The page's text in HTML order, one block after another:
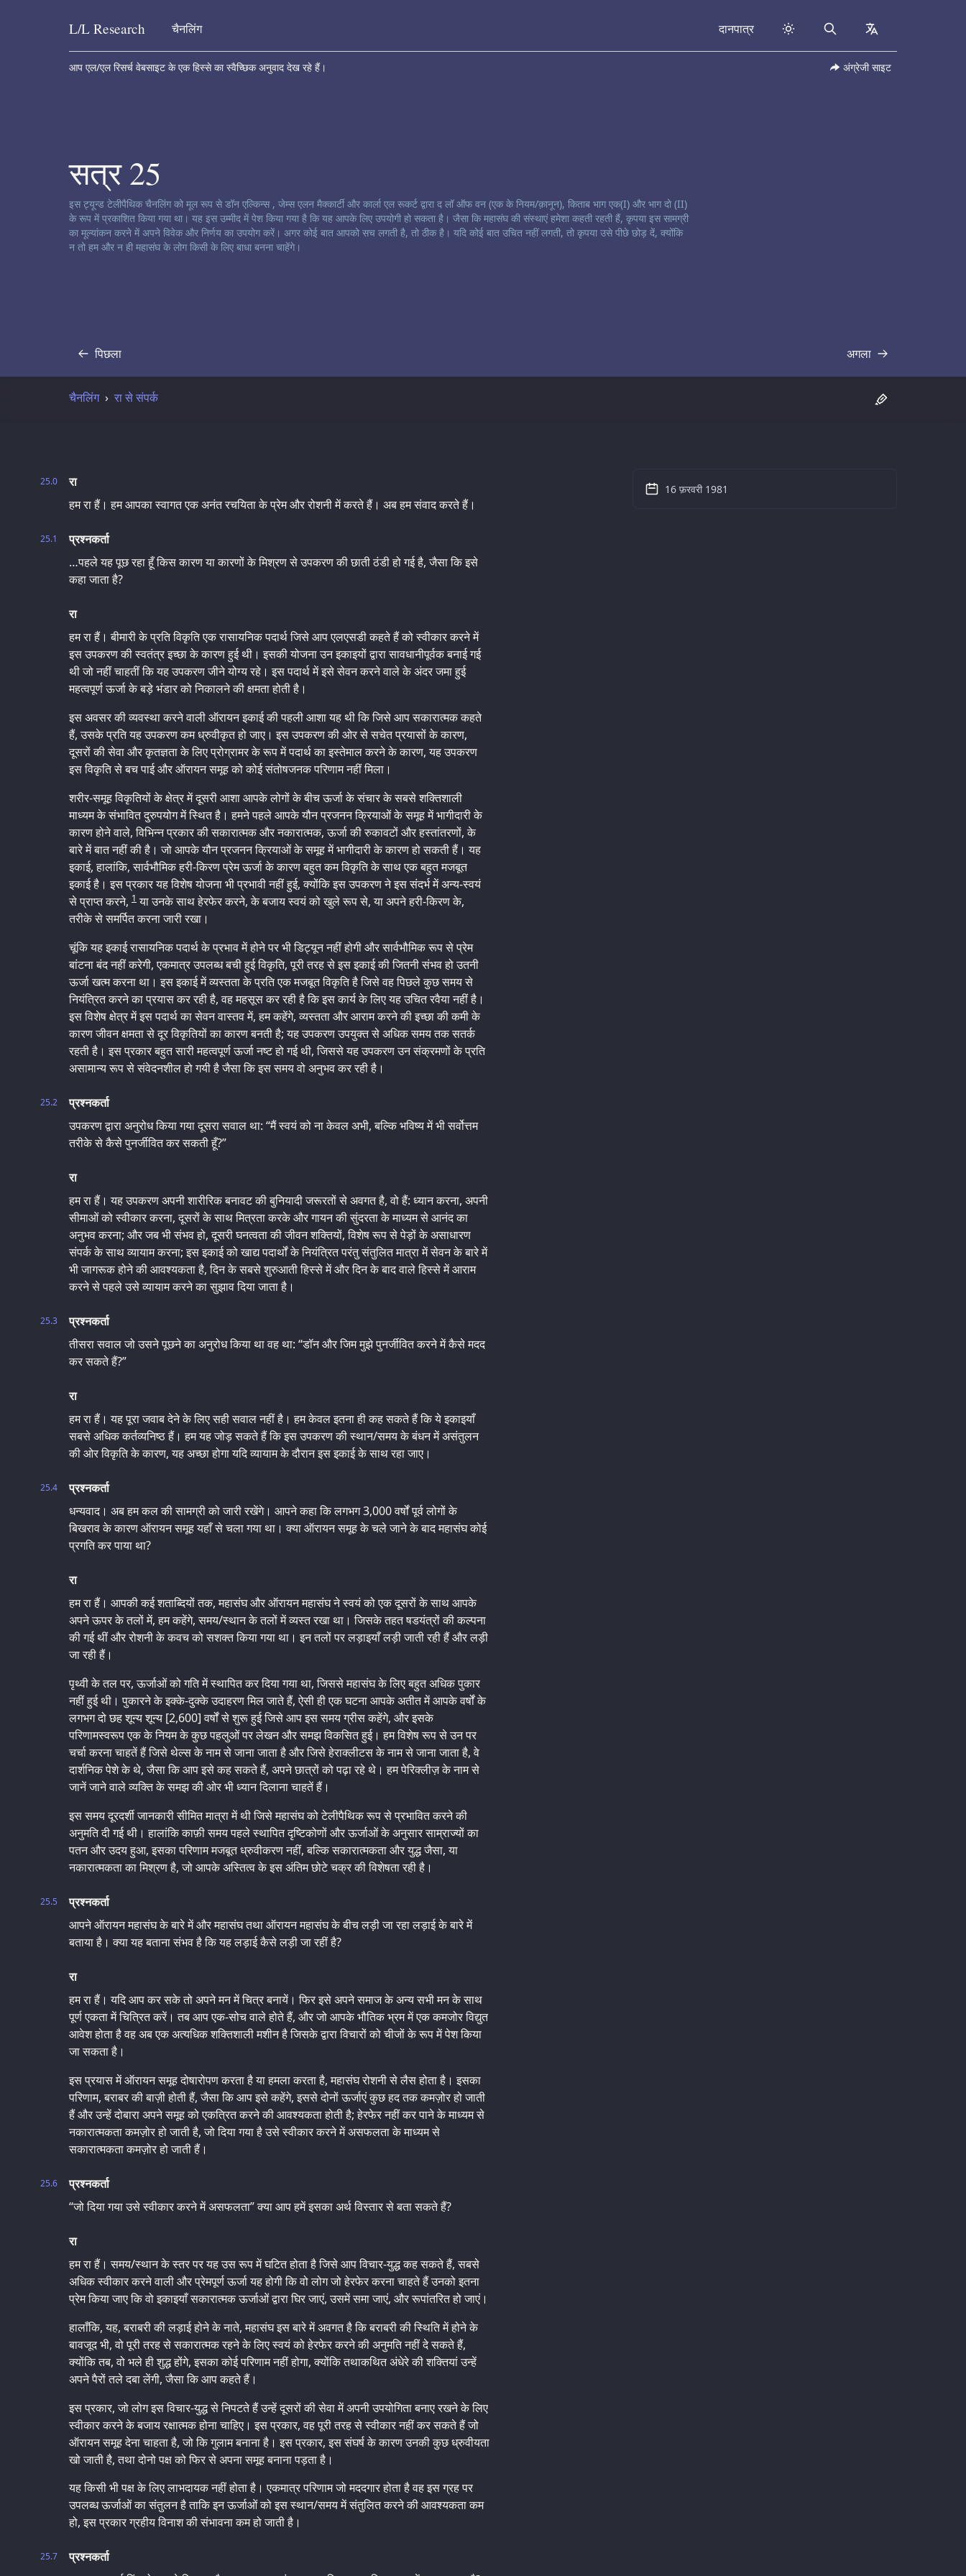
Skip to content
L/L Research चैनलिंग दानपात्र Search collapsed
आप एल/एल रिसर्च वेबसाइट के एक हिस्से का स्वैच्छिक अनुवाद देख रहे हैं। अंग्रेजी साइट
सत्र 25
चैनलिंग अस्वीकरण:
इस ट्यून्ड टेलीपैथिक चैनलिंग को मूल रूप से डॉन एल्किन्स , जेम्स एलन मैक्कार्टी और कार्ला एल रूकर्ट द्वारा द लॉ ऑफ वन (एक के नियम/क़ानून), किताब भाग एक(I) और भाग दो (II)
के रूप में प्रकाशित किया गया था। यह इस उम्मीद में पेश किया गया है कि यह आपके लिए उपयोगी हो सकता है। जैसा कि महासंघ की संस्थाएं हमेशा कहती रहती हैं, कृपया इस सामग्री
का मूल्यांकन करने में अपने विवेक और निर्णय का उपयोग करें। अगर कोई बात आपको सच लगती है, तो ठीक है। यदि कोई बात उचित नहीं लगती, तो कृपया उसे पीछे छोड़ दें, क्योंकि
न तो हम और न ही महासंघ के लोग किसी के लिए बाधा बनना चाहेंगे।
पिछला
प्रतिलिपि अगला
प्रतिलिपि
चैनलिंग रा से संपर्क
25.0
रा
हम रा हैं। हम आपका स्वागत एक अनंत रचयिता के प्रेम और रोशनी में करते हैं। अब हम संवाद करते हैं।
25.1
प्रश्नकर्ता
…पहले यह पूछ रहा हूँ किस कारण या कारणों के मिश्रण से उपकरण की छाती ठंडी हो गई है, जैसा कि इसे
कहा जाता है?
रा
हम रा हैं। बीमारी के प्रति विकृति एक रासायनिक पदार्थ जिसे आप एलएसडी कहते हैं को स्वीकार करने में
इस उपकरण की स्वतंत्र इच्छा के कारण हुई थी। इसकी योजना उन इकाइयों द्वारा सावधानीपूर्वक बनाई गई
थी जो नहीं चाहतीं कि यह उपकरण जीने योग्य रहे। इस पदार्थ में इसे सेवन करने वाले के अंदर जमा हुई
महत्वपूर्ण ऊर्जा के बड़े भंडार को निकालने की क्षमता होती है।
इस अवसर की व्यवस्था करने वाली ऑरायन इकाई की पहली आशा यह थी कि जिसे आप सकारात्मक कहते
हैं, उसके प्रति यह उपकरण कम ध्रुवीकृत हो जाए। इस उपकरण की ओर से सचेत प्रयासों के कारण,
दूसरों की सेवा और कृतज्ञता के लिए प्रोग्रामर के रूप में पदार्थ का इस्तेमाल करने के कारण, यह उपकरण
इस विकृति से बच पाई और ऑरायन समूह को कोई संतोषजनक परिणाम नहीं मिला।
शरीर-समूह विकृतियों के क्षेत्र में दूसरी आशा आपके लोगों के बीच ऊर्जा के संचार के सबसे शक्तिशाली
माध्यम के संभावित दुरुपयोग में स्थित है। हमने पहले आपके यौन प्रजनन क्रियाओं के समूह में भागीदारी के
कारण होने वाले, विभिन्न प्रकार की सकारात्मक और नकारात्मक, ऊर्जा की रुकावटों और हस्तांतरणों, के
बारे में बात नहीं की है। जो आपके यौन प्रजनन क्रियाओं के समूह में भागीदारी के कारण हो सकती हैं। यह
इकाई, हालांकि, सार्वभौमिक हरी-किरण प्रेम ऊर्जा के कारण बहुत कम विकृति के साथ एक बहुत मजबूत
इकाई है। इस प्रकार यह विशेष योजना भी प्रभावी नहीं हुई, क्योंकि इस उपकरण ने इस संदर्भ में अन्य-स्वयं
से प्राप्त करने, 1 या उनके साथ हेरफेर करने, के बजाय स्वयं को खुले रूप से, या अपने हरी-किरण के,
तरीके से समर्पित करना जारी रखा।
चूंकि यह इकाई रासायनिक पदार्थ के प्रभाव में होने पर भी डिट्यून नहीं होगी और सार्वभौमिक रूप से प्रेम
बांटना बंद नहीं करेगी, एकमात्र उपलब्ध बची हुई विकृति, पूरी तरह से इस इकाई की जितनी संभव हो उतनी
ऊर्जा खत्म करना था। इस इकाई में व्यस्तता के प्रति एक मजबूत विकृति है जिसे वह पिछले कुछ समय से
नियंत्रित करने का प्रयास कर रही है, वह महसूस कर रही है कि इस कार्य के लिए यह उचित रवैया नहीं है।
इस विशेष क्षेत्र में इस पदार्थ का सेवन वास्तव में, हम कहेंगे, व्यस्तता और आराम करने की इच्छा की कमी के
कारण जीवन क्षमता से दूर विकृतियों का कारण बनती है; यह उपकरण उपयुक्त से अधिक समय तक सतर्क
रहती है। इस प्रकार बहुत सारी महत्वपूर्ण ऊर्जा नष्ट हो गई थी, जिससे यह उपकरण उन संक्रमणों के प्रति
असामान्य रूप से संवेदनशील हो गयी है जैसा कि इस समय वो अनुभव कर रही है।
25.2
प्रश्नकर्ता
उपकरण द्वारा अनुरोध किया गया दूसरा सवाल था: “मैं स्वयं को ना केवल अभी, बल्कि भविष्य में भी सर्वोत्तम
तरीके से कैसे पुनर्जीवित कर सकती हूँ?”
रा
हम रा हैं। यह उपकरण अपनी शारीरिक बनावट की बुनियादी जरूरतों से अवगत है, वो हैं: ध्यान करना, अपनी
सीमाओं को स्वीकार करना, दूसरों के साथ मित्रता करके और गायन की सुंदरता के माध्यम से आनंद का
अनुभव करना; और जब भी संभव हो, दूसरी घनत्वता की जीवन शक्तियों, विशेष रूप से पेड़ों के असाधारण
संपर्क के साथ व्यायाम करना; इस इकाई को खाद्य पदार्थों के नियंत्रित परंतु संतुलित मात्रा में सेवन के बारे में
भी जागरूक होने की आवश्यकता है, दिन के सबसे शुरुआती हिस्से में और दिन के बाद वाले हिस्से में आराम
करने से पहले उसे व्यायाम करने का सुझाव दिया जाता है।
25.3
प्रश्नकर्ता
तीसरा सवाल जो उसने पूछने का अनुरोध किया था वह था: “डॉन और जिम मुझे पुनर्जीवित करने में कैसे मदद
कर सकते हैं?”
रा
हम रा हैं। यह पूरा जवाब देने के लिए सही सवाल नहीं है। हम केवल इतना ही कह सकते हैं कि ये इकाइयाँ
सबसे अधिक कर्तव्यनिष्ठ हैं। हम यह जोड़ सकते हैं कि इस उपकरण की स्थान/समय के बंधन में असंतुलन
की ओर विकृति के कारण, यह अच्छा होगा यदि व्यायाम के दौरान इस इकाई के साथ रहा जाए।
25.4
प्रश्नकर्ता
धन्यवाद। अब हम कल की सामग्री को जारी रखेंगे। आपने कहा कि लगभग 3,000 वर्षों पूर्व लोगों के
बिखराव के कारण ऑरायन समूह यहाँ से चला गया था। क्या ऑरायन समूह के चले जाने के बाद महासंघ कोई
प्रगति कर पाया था?
रा
हम रा हैं। आपकी कई शताब्दियों तक, महासंघ और ऑरायन महासंघ ने स्वयं को एक दूसरों के साथ आपके
अपने ऊपर के तलों में, हम कहेंगे, समय/स्थान के तलों में व्यस्त रखा था। जिसके तहत षडयंत्रों की कल्पना
की गई थीं और रोशनी के कवच को सशक्त किया गया था। इन तलों पर लड़ाइयाँ लड़ी जाती रही हैं और लड़ी
जा रही हैं।
पृथ्वी के तल पर, ऊर्जाओं को गति में स्थापित कर दिया गया था, जिससे महासंघ के लिए बहुत अधिक पुकार
नहीं हुई थी। पुकारने के इक्‍के-दुक्‍के उदाहरण मिल जाते हैं, ऐसी ही एक घटना आपके अतीत में आपके वर्षों के
लगभग दो छह शून्य शून्य [2,600] वर्षों से शुरू हुई जिसे आप इस समय ग्रीस कहेंगे, और इसके
परिणामस्वरूप एक के नियम के कुछ पहलुओं पर लेखन और समझ विकसित हुई। हम विशेष रूप से उन पर
चर्चा करना चाहतें हैं जिसे थेल्स के नाम से जाना जाता है और जिसे हेराक्लीटस के नाम से जाना जाता है, वे
दार्शनिक पेशे के थे, जैसा कि आप इसे कह सकते हैं, अपने छात्रों को पढ़ा रहे थे। हम पेरिक्लीज़ के नाम से
जानें जाने वाले व्यक्ति के समझ की ओर भी ध्यान दिलाना चाहतें हैं।
इस समय दूरदर्शी जानकारी सीमित मात्रा में थी जिसे महासंघ को टेलीपैथिक रूप से प्रभावित करने की
अनुमति दी गई थी। हालांकि काफ़ी समय पहले स्थापित दृष्टिकोणों और ऊर्जाओं के अनुसार साम्राज्यों का
पतन और उदय हुआ, इसका परिणाम मजबूत ध्रुवीकरण नहीं, बल्कि सकारात्मकता और युद्ध जैसा, या
नकारात्मकता का मिश्रण है, जो आपके अस्तित्व के इस अंतिम छोटे चक्र की विशेषता रही है।
25.5
प्रश्नकर्ता
आपने ऑरायन महासंघ के बारे में और महासंघ तथा ऑरायन महासंघ के बीच लड़ी जा रहा लड़ाई के बारे में
बताया है। क्या यह बताना संभव है कि यह लड़ाई कैसे लड़ी जा रहीं है?
रा
हम रा हैं। यदि आप कर सके तो अपने मन में चित्र बनायें। फिर इसे अपने समाज के अन्य सभी मन के साथ
पूर्ण एकता में चित्रित करें। तब आप एक-सोच वाले होते हैं, और जो आपके भौतिक भ्रम में एक कमजोर विद्युत
आवेश होता है वह अब एक अत्यधिक शक्तिशाली मशीन है जिसके द्वारा विचारों को चीजों के रूप में पेश किया
जा सकता है।
इस प्रयास में ऑरायन समूह दोषारोपण करता है या हमला करता है, महासंघ रोशनी से लैस होता है। इसका
परिणाम, बराबर की बाज़ी होती हैं, जैसा कि आप इसे कहेंगे, इससे दोनों ऊर्जाएं कुछ हद तक कमज़ोर हो जाती
हैं और उन्हें दोबारा अपने समूह को एकत्रित करने की आवश्यकता होती है; हेरफेर नहीं कर पाने के माध्यम से
नकारात्मकता कमज़ोर हो जाती है, जो दिया गया है उसे स्वीकार करने में असफलता के माध्यम से
सकारात्मकता कमज़ोर हो जाती हैं।
25.6
प्रश्नकर्ता
“जो दिया गया उसे स्वीकार करने में असफलता” क्या आप हमें इसका अर्थ विस्तार से बता सकते हैं?
रा
हम रा हैं। समय/स्थान के स्तर पर यह उस रूप में घटित होता है जिसे आप विचार-युद्ध कह सकते हैं, सबसे
अधिक स्वीकार करने वाली और प्रेमपूर्ण ऊर्जा यह होगी कि वो लोग जो हेरफेर करना चाहते हैं उनको इतना
प्रेम किया जाए कि वो इकाइयाँ सकारात्मक ऊर्जाओं द्वारा घिर जाएं, उसमें समा जाएं, और रूपांतरित हो जाएं।
हालाँकि, यह, बराबरी की लड़ाई होने के नाते, महासंघ इस बारे में अवगत है कि बराबरी की स्थिति में होने के
बावजूद भी, वो पूरी तरह से सकारात्मक रहने के लिए स्वयं को हेरफेर करने की अनुमति नहीं दे सकते हैं,
क्योंकि तब, वो भले ही शुद्ध होंगे, इसका कोई परिणाम नहीं होगा, क्योंकि तथाकथित अंधेरे की शक्तियां उन्हें
अपने पैरों तले दबा लेंगी, जैसा कि आप कहते हैं।
इस प्रकार, जो लोग इस विचार-युद्ध से निपटते हैं उन्हें दूसरों की सेवा में अपनी उपयोगिता बनाए रखने के लिए
स्वीकार करने के बजाय रक्षात्मक होना चाहिए। इस प्रकार, वह पूरी तरह से स्वीकार नहीं कर सकते हैं जो
ऑरायन समूह देना चाहता है, जो कि गुलाम बनाना है। इस प्रकार, इस संघर्ष के कारण उनकी कुछ ध्रुवीयता
खो जाती है, तथा दोनो पक्ष को फिर से अपना समूह बनाना पड़ता है।
यह किसी भी पक्ष के लिए लाभदायक नहीं होता है। एकमात्र परिणाम जो मददगार होता है वह इस ग्रह पर
उपलब्ध ऊर्जाओं का संतुलन है ताकि इन ऊर्जाओं को इस स्थान/समय में संतुलित करने की आवश्यकता कम
हो, इस प्रकार ग्रहीय विनाश की संभावना कम हो जाती है।
25.7
प्रश्नकर्ता
16 फ़रवरी 1981